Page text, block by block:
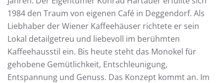
1984 den Traum von eigenen Café in Deggendorf. Als
Liebhaber der Wiener Kaffeehäuser richtete er sein
Lokal detailgetreu und liebevoll im berühmten
Kaffeehausstil ein. Bis heute steht das Monokel für
gehobene Gemütlichkeit, Entschleunigung,
Entspannung und Genuss. Das Konzept kommt an. Im